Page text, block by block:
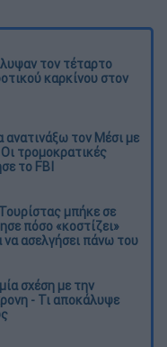
τον τέταρτο
καρκίνου στον
τον Μέσι με
τρομοκρατικές
το FBI
μπήκε σε
πόσο «κοστίζει»
να ασελγήσει πάνω του
σχέση με την
- Τι αποκάλυψε